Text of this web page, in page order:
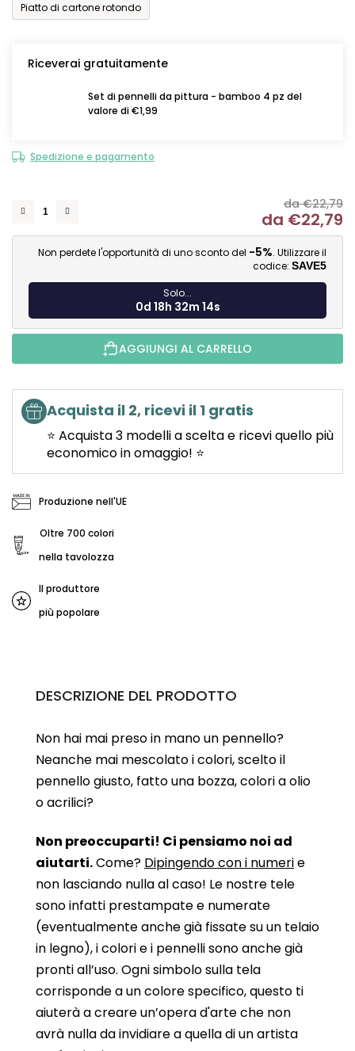
Piatto di cartone rotondo
Riceverai gratuitamente
Set di pennelli da pittura - bamboo 4 pz del
valore di €1,99
Spedizione e pagamento
da €22,79
da €22,79
Non perdete l'opportunità di uno sconto del -5%. Utilizzare il
codice: SAVE5
Solo...
0d 18h 32m 13s
AGGIUNGI AL CARRELLO
Acquista il 2, ricevi il 1 gratis
⭐ Acquista 3 modelli a scelta e ricevi quello più
economico in omaggio! ⭐
Produzione nell'UE
Oltre 700 colori
nella tavolozza
Il produttore
più popolare
DESCRIZIONE DEL PRODOTTO
Non hai mai preso in mano un pennello?
Neanche mai mescolato i colori, scelto il
pennello giusto, fatto una bozza, colori a olio
o acrilici?
Non preoccuparti! Ci pensiamo noi ad
aiutarti.Come? Dipingendo con i numerie
non lasciando nulla al caso! Le nostre tele
sono infatti prestampate e numerate
(eventualmente anche già fissate su un telaio
in legno), i colori e i pennelli sono anche già
pronti all’uso. Ogni simbolo sulla tela
corrisponde a un colore specifico, questo ti
aiuterà a creare un’opera d'arte che non
avrà nulla da invidiare a quella di un artista